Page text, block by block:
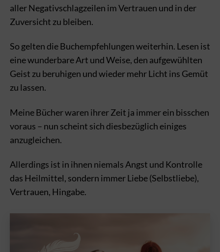
aller Negativschlagzeilen im Vertrauen und in der
Zuversicht zu bleiben.
So gelten die Buchempfehlungen weiterhin. Lesen ist
eine wunderbare Art und Weise, den aufgewühlten
Geist zu beruhigen und wieder mehr Licht ins Gemüt
zu lassen.
Meine Bücher waren ihrer Zeit ja immer ein bisschen
voraus – nun scheint sich diesbezüglich einiges
anzugleichen.
Allerdings ist in ihnen niemals Angst und Kontrolle
das Heilmittel, sondern immer Liebe (Selbstliebe),
Vertrauen, Hingabe.